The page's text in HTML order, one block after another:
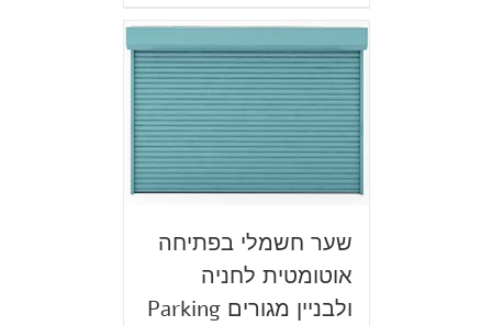
שער חשמלי בפתיחה
אוטומטית לחניה
ולבניין מגורים Parking